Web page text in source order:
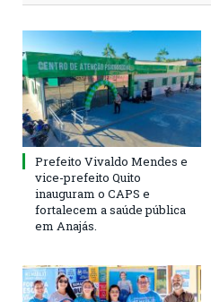
Prefeito Vivaldo Mendes e
vice-prefeito Quito
inauguram o CAPS e
fortalecem a saúde pública
em Anajás.